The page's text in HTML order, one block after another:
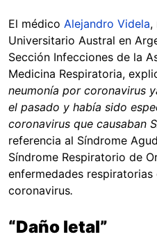
El médico Alejandro Videla,
Universitario Austral en
Sección Infecciones de la
Medicina Respiratoria,
neumonía por coronavirus
el pasado y había sido
coronavirus que causaban
referencia al Síndrome
Síndrome Respiratorio de
enfermedades
coronavirus.
“Daño letal”